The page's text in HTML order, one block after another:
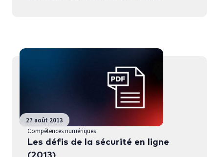
27 août 2013
Compétences numériques
Les défis de la sécurité en ligne